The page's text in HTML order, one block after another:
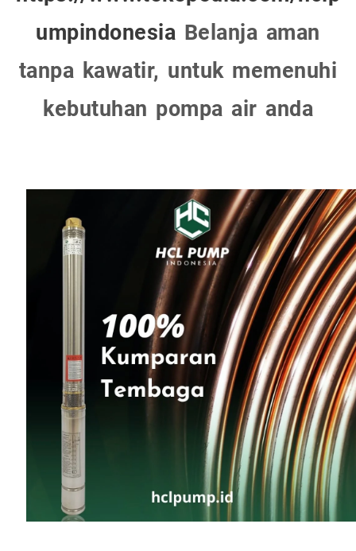
umpindonesia Belanja aman
tanpa kawatir, untuk memenuhi
kebutuhan pompa air anda